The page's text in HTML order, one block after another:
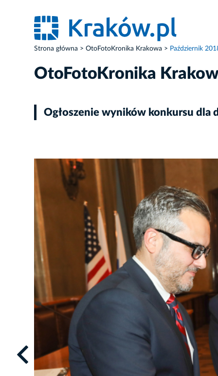
Strona główna OtoFotoKronika Krakowa Październik
OtoFotoKronika
Ogłoszenie wyników konkursu dla